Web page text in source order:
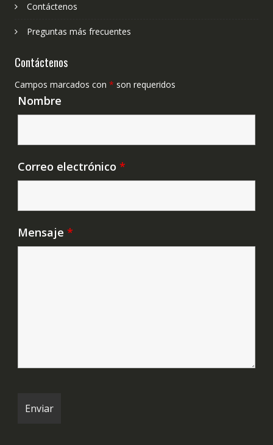
Contáctenos
Preguntas más frecuentes
Contáctenos
Campos marcados con * son requeridos
Nombre
Correo electrónico *
Mensaje *